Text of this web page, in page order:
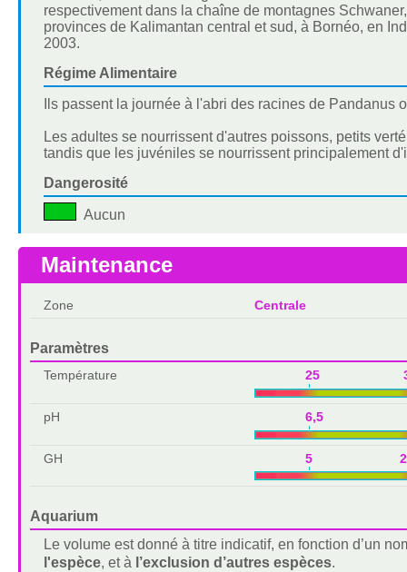
respectivement dans la chaîne de montagnes
provinces de Kalimantan central et sud, à Bornéo, en
2003.
Régime Alimentaire
Ils passent la journée à l'abri des racines de Pandanus
Les adultes se nourrissent d'autres poissons, petits
tandis que les juvéniles se nourrissent principalement
Dangerosité
Aucun
Maintenance
Zone Centrale
Paramètres
Température 25
pH 6,5
GH 5
Aquarium
Le volume est donné à titre indicatif, en fonction d’un
l'espèce, et à l’exclusion d’autres espèces.